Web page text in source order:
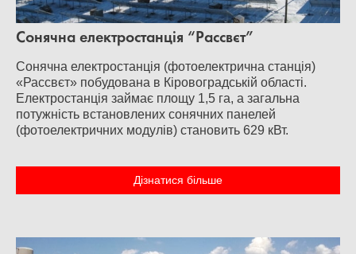
Сонячна електростанція “Рассвєт”
Сонячна електростанція (фотоелектрична станція)
«Рассвєт» побудована в Кіровоградській області.
Електростанція займає площу 1,5 га, а загальна
потужність встановлених сонячних панелей
(фотоелектричних модулів) становить 629 кВт.
Дізнатися більше